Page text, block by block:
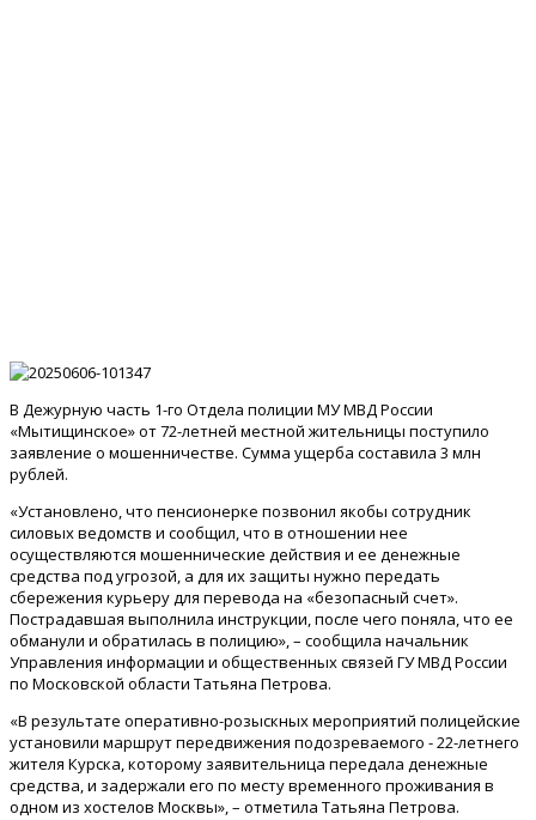
В Дежурную часть 1-го Отдела полиции МУ МВД России
«Мытищинское» от 72-летней местной жительницы поступило
заявление о мошенничестве. Сумма ущерба составила 3 млн
рублей.
«Установлено, что пенсионерке позвонил якобы сотрудник
силовых ведомств и сообщил, что в отношении нее
осуществляются мошеннические действия и ее денежные
средства под угрозой, а для их защиты нужно передать
сбережения курьеру для перевода на «безопасный счет».
Пострадавшая выполнила инструкции, после чего поняла, что ее
обманули и обратилась в полицию», – сообщила начальник
Управления информации и общественных связей ГУ МВД России
по Московской области Татьяна Петрова.
«В результате оперативно-розыскных мероприятий полицейские
установили маршрут передвижения подозреваемого - 22-летнего
жителя Курска, которому заявительница передала денежные
средства, и задержали его по месту временного проживания в
одном из хостелов Москвы», – отметила Татьяна Петрова.